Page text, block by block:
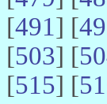
[491] [
[503] [
[515] [